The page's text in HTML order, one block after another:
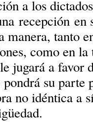
a los
recepción en
manera, tanto
como en
jugará a favor
su parte
no idéntica a